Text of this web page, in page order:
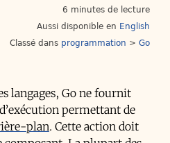
6 minutes de lecture
Aussi disponible en English
Classé dans programmation >Go
langages, Go ne fournit
permettant de
plan. Cette action doit